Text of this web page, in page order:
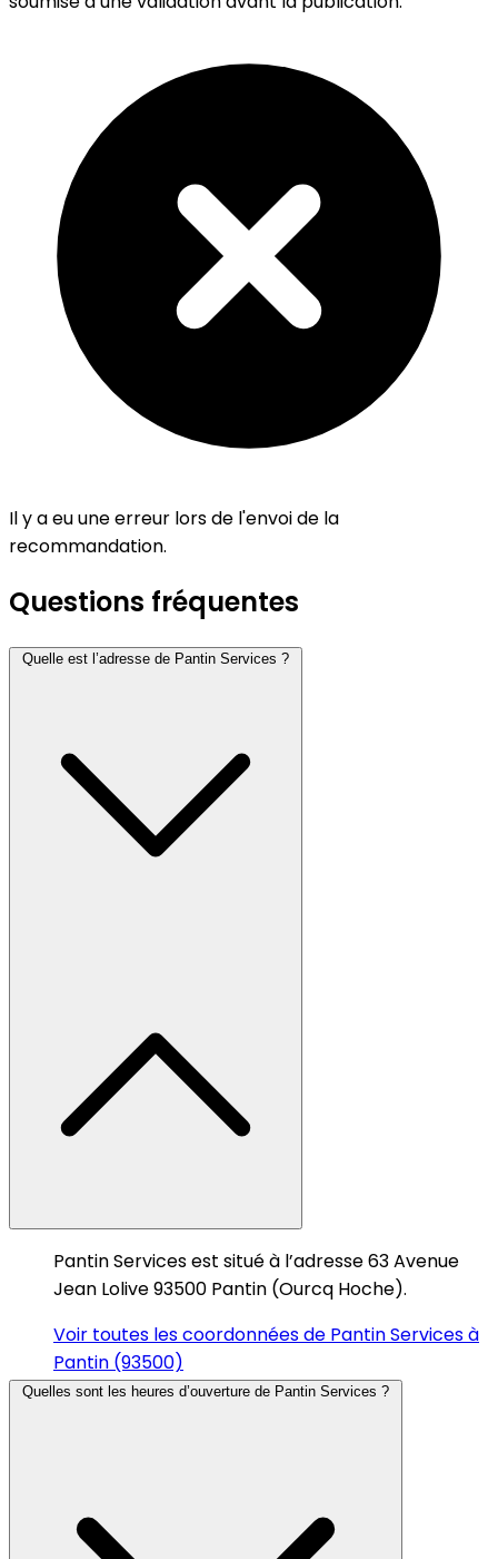
Il y a eu une erreur lors de l'envoi de la
recommandation.
Questions fréquentes
Quelle est l’adresse de Pantin Services ?
Pantin Services est situé à l’adresse 63 Avenue
Jean Lolive 93500 Pantin (Ourcq Hoche).
Voir toutes les coordonnées de Pantin Services à
Pantin (93500)
Quelles sont les heures d’ouverture de Pantin Services ?